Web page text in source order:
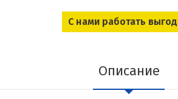
С нами работать
Описание